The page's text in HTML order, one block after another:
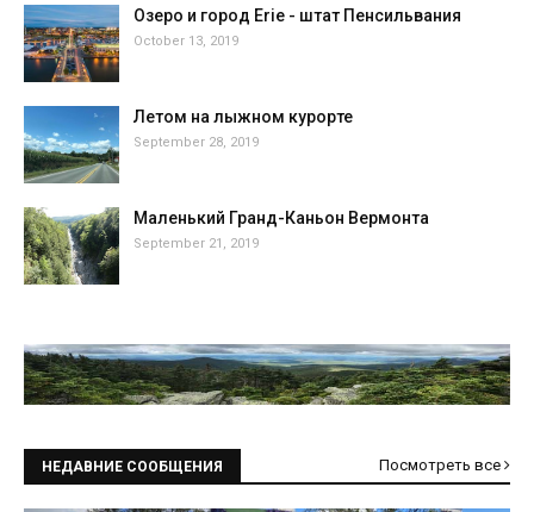
Озеро и город Erie - штат Пенсильвания
October 13, 2019
Летом на лыжном курорте
September 28, 2019
Маленький Гранд-Каньон Вермонта
September 21, 2019
НЕДАВНИЕ СООБЩЕНИЯ Посмотреть все